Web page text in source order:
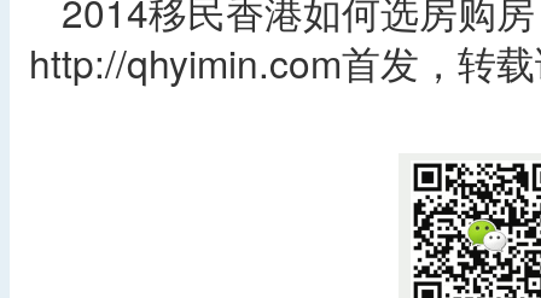
2014移民香港如何选房购
http://qhyimin.com首发，转